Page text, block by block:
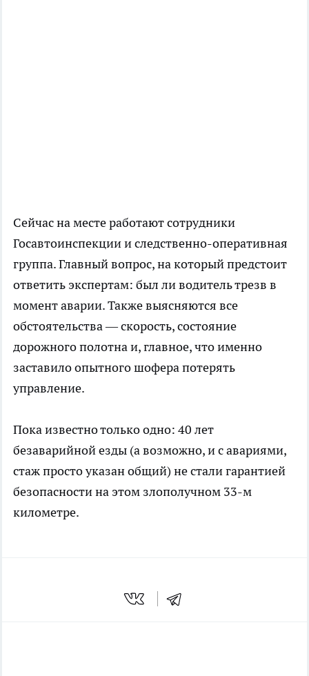
Сейчас на месте работают сотрудники
Госавтоинспекции и следственно-оперативная
группа. Главный вопрос, на который предстоит
ответить экспертам: был ли водитель трезв в
момент аварии. Также выясняются все
обстоятельства — скорость, состояние
дорожного полотна и, главное, что именно
заставило опытного шофера потерять
управление.
Пока известно только одно: 40 лет
безаварийной езды (а возможно, и с авариями,
стаж просто указан общий) не стали гарантией
безопасности на этом злополучном 33-м
километре.